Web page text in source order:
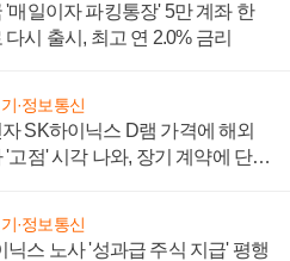
'매일이자 파킹통장' 5만 계좌 한
다시 출시, 최고 연 2.0% 금리
·정보통신
SK하이닉스 D램 가격에 해외
'고점' 시각 나와, 장기 계약에 단점
·정보통신
닉스 노사 '성과급 주식 지급' 평행